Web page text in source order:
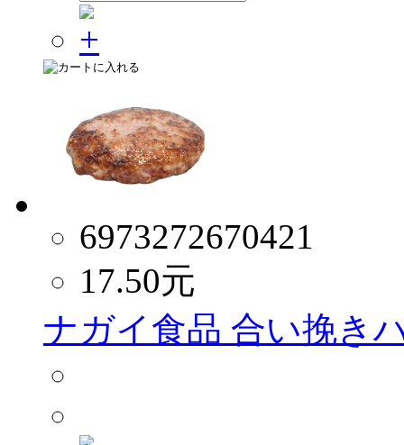
6973272670421
17.50元
ナガイ食品 合い挽き